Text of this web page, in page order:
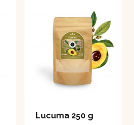
Lucuma 250 g